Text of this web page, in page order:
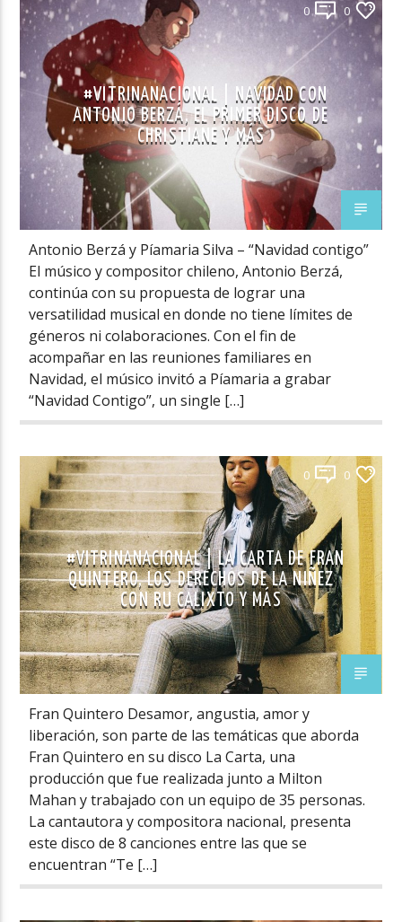
0 0
#VITRINANACIONAL | NAVIDAD CON
ANTONIO BERZÁ, EL PRIMER DISCO DE
CHRISTIANE Y MÁS
Antonio Berzá y Píamaria Silva – “Navidad contigo”
El músico y compositor chileno, Antonio Berzá,
continúa con su propuesta de lograr una
versatilidad musical en donde no tiene límites de
géneros ni colaboraciones. Con el fin de
acompañar en las reuniones familiares en
Navidad, el músico invitó a Píamaria a grabar
“Navidad Contigo”, un single […]
0 0
#VITRINANACIONAL | LA CARTA DE FRAN
QUINTERO, LOS DERECHOS DE LA NIÑEZ
CON RU CALIXTO Y MÁS
Fran Quintero Desamor, angustia, amor y
liberación, son parte de las temáticas que aborda
Fran Quintero en su disco La Carta, una
producción que fue realizada junto a Milton
Mahan y trabajado con un equipo de 35 personas.
La cantautora y compositora nacional, presenta
este disco de 8 canciones entre las que se
encuentran “Te […]